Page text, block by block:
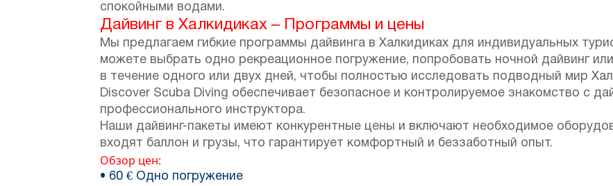
спокойными водами.
Дайвинг в Халкидиках – Программы и цены
Мы предлагаем гибкие программы дайвинга в Халкидиках для индивидуальных
можете выбрать одно рекреационное погружение, попробовать ночной дайвинг
в течение одного или двух дней, чтобы полностью исследовать подводный мир
Discover Scuba Diving обеспечивает безопасное и контролируемое знакомство с
профессионального инструктора.
Наши дайвинг-пакеты имеют конкурентные цены и включают необходимое
входят баллон и грузы, что гарантирует комфортный и беззаботный опыт.
Обзор цен:
• 60 € Одно погружение